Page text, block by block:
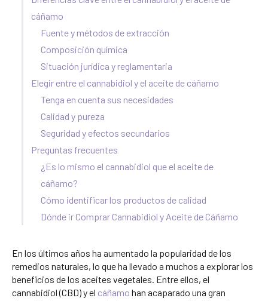
cáñamo
Fuente y métodos de extracción
Composición química
Situación jurídica y reglamentaria
Elegir entre el cannabidiol y el aceite de cáñamo
Tenga en cuenta sus necesidades
Calidad y pureza
Seguridad y efectos secundarios
Preguntas frecuentes
¿Es lo mismo el cannabidiol que el aceite de
cáñamo?
Cómo identificar los productos de calidad
Dónde ir Comprar Cannabidiol y Aceite de Cáñamo
En los últimos años ha aumentado la popularidad de los
remedios naturales, lo que ha llevado a muchos a explorar los
beneficios de los aceites vegetales. Entre ellos, el
cannabidiol (CBD) y el cáñamo han acaparado una gran